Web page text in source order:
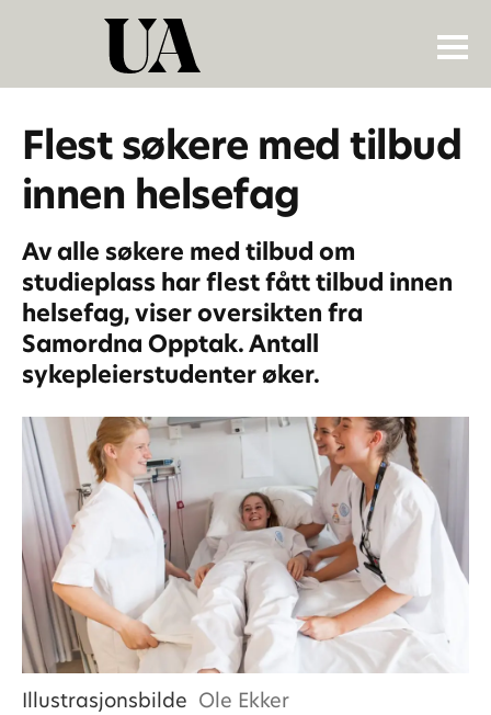
Flest søkere med tilbud
innen helsefag
Av alle søkere med tilbud om
studieplass har flest fått tilbud innen
helsefag, viser oversikten fra
Samordna Opptak. Antall
sykepleierstudenter øker.
Illustrasjonsbilde Ole Ekker